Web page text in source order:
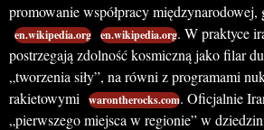
promowanie współpracy
en.wikipedia.org en.wikipedia.org. W praktyce
postrzegają zdolność kosmiczną jako filar
„tworzenia siły”, na równi z programami
rakietowymi
warontherocks.com. Oficjalnie
„pierwszego miejsca w regionie” w